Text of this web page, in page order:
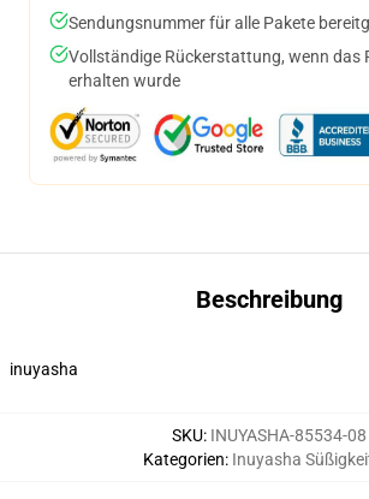
Sendungsnummer für alle Pakete
Vollständige Rückerstattung, wenn das
erhalten wurde
Beschreibung
inuyasha
SKU: INUYASHA-85534-08
Kategorien: Inuyasha